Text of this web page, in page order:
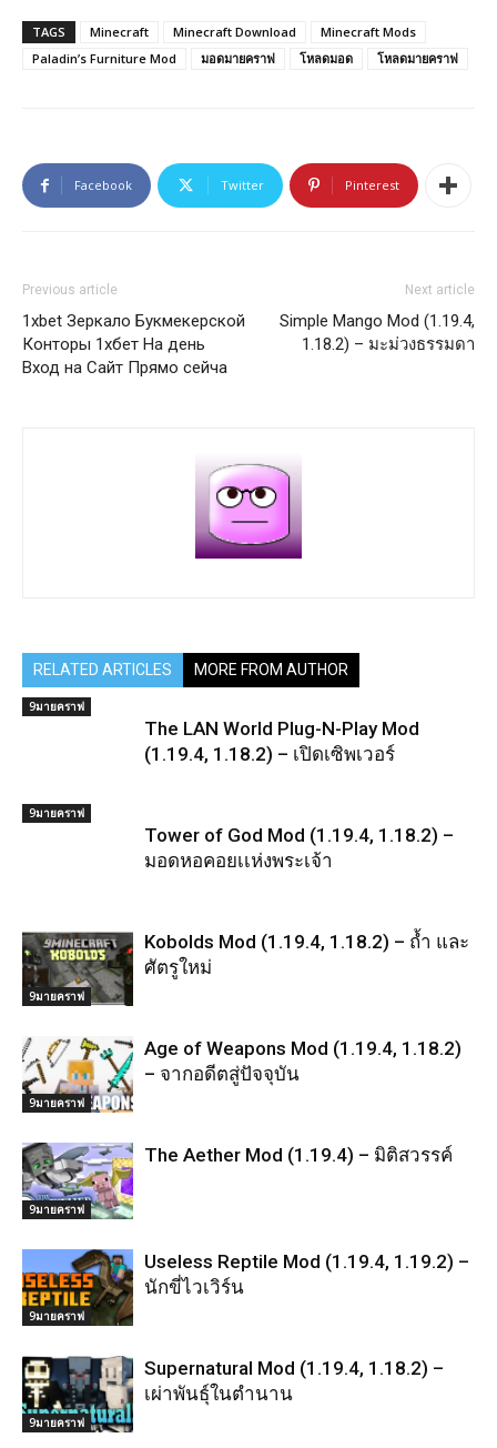
TAGS Minecraft Minecraft Download
Minecraft Mods
Paladin’s Furniture Mod
มอดมายคราฟ โหลดมอด โหลดมายคราฟ
Facebook Twitter Pinterest
Previous article
1xbet Зеркало Букмекерской
Конторы 1хбет На день ️
Вход на Сайт Прямо сейча
Next article
Simple Mango Mod (1.19.4,
1.18.2) – มะม่วงธรรมดา
RELATED ARTICLES MORE FROM AUTHOR
9มายคราฟ
The LAN World Plug-N-Play Mod
(1.19.4, 1.18.2) – เปิดเซิพเวอร์
9มายคราฟ
Tower of God Mod (1.19.4, 1.18.2) –
มอดหอคอยเเห่งพระเจ้า
9มายคราฟ
Kobolds Mod (1.19.4, 1.18.2) – ถ้ำ และ
ศัตรูใหม่
9มายคราฟ
Age of Weapons Mod (1.19.4, 1.18.2)
– จากอดีตสู่ปัจจุบัน
9มายคราฟ
The Aether Mod (1.19.4) – มิติสวรรค์
9มายคราฟ
Useless Reptile Mod (1.19.4, 1.19.2) –
นักขี่ไวเวิร์น
9มายคราฟ
Supernatural Mod (1.19.4, 1.18.2) –
เผ่าพันธุ์ในตำนาน